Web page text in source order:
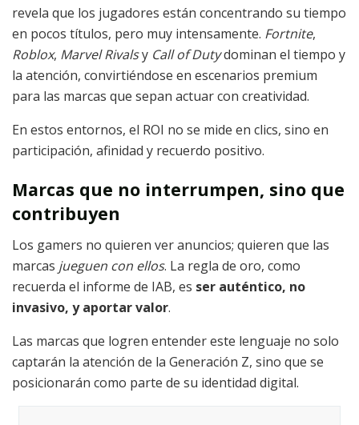
revela que los jugadores están concentrando su tiempo
en pocos títulos, pero muy intensamente. Fortnite,
Roblox, Marvel Rivalsy Call of Dutydominan el tiempo y
la atención, convirtiéndose en escenarios premium
para las marcas que sepan actuar con creatividad.
En estos entornos, el ROI no se mide en clics, sino en
participación, afinidad y recuerdo positivo.
Marcas que no interrumpen, sino que
contribuyen
Los gamers no quieren ver anuncios; quieren que las
marcas jueguen con ellos. La regla de oro, como
recuerda el informe de IAB, es ser auténtico, no
invasivo, y aportar valor.
Las marcas que logren entender este lenguaje no solo
captarán la atención de la Generación Z, sino que se
posicionarán como parte de su identidad digital.